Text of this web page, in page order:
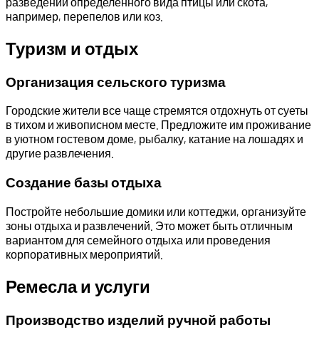
например, перепелов или коз.
Туризм и отдых
Организация сельского туризма
Городские жители все чаще стремятся отдохнуть от суеты
в тихом и живописном месте. Предложите им проживание
в уютном гостевом доме, рыбалку, катание на лошадях и
другие развлечения.
Создание базы отдыха
Постройте небольшие домики или коттеджи, организуйте
зоны отдыха и развлечений. Это может быть отличным
вариантом для семейного отдыха или проведения
корпоративных мероприятий.
Ремесла и услуги
Производство изделий ручной работы